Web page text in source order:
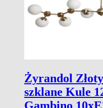
Żyrandol
szklane Kule
Gambino